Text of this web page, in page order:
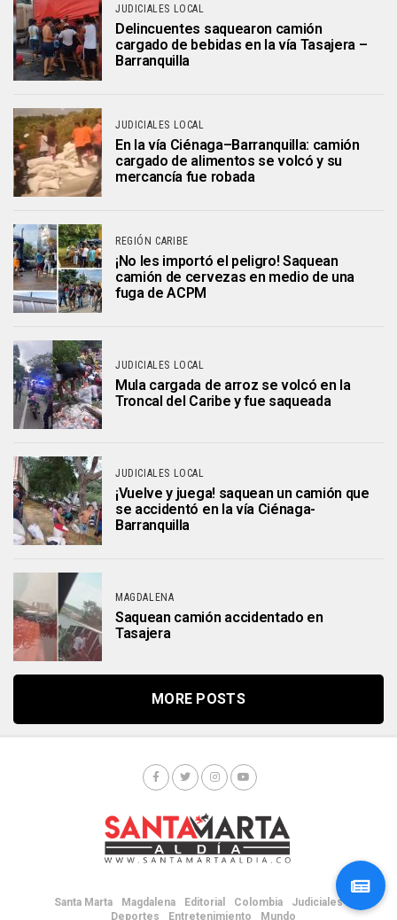
JUDICIALES LOCAL
Delincuentes saquearon camión
cargado de bebidas en la vía Tasajera –
Barranquilla
JUDICIALES LOCAL
En la vía Ciénaga–Barranquilla: camión
cargado de alimentos se volcó y su
mercancía fue robada
REGIÓN CARIBE
¡No les importó el peligro! Saquean
camión de cervezas en medio de una
fuga de ACPM
JUDICIALES LOCAL
Mula cargada de arroz se volcó en la
Troncal del Caribe y fue saqueada
JUDICIALES LOCAL
¡Vuelve y juega! saquean un camión que
se accidentó en la vía Ciénaga-
Barranquilla
MAGDALENA
Saquean camión accidentado en
Tasajera
MORE POSTS
Santa Marta Magdalena Editorial Colombia
Judiciales
Deportes
Entretenimiento Mundo